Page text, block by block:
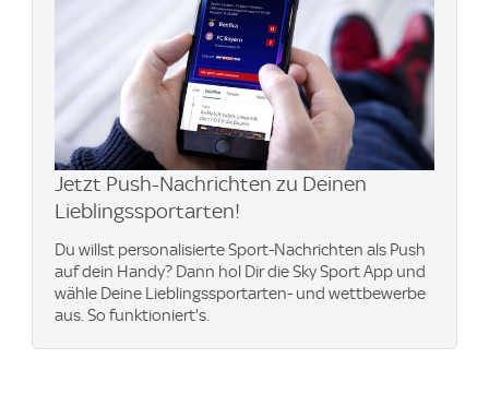
Jetzt Push-Nachrichten zu Deinen
Lieblingssportarten!
Du willst personalisierte Sport-Nachrichten als Push
auf dein Handy? Dann hol Dir die Sky Sport App und
wähle Deine Lieblingssportarten- und wettbewerbe
aus. So funktioniert's.